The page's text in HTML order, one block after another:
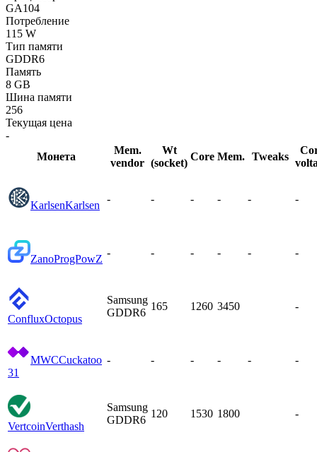
GA104
Потребление
115 W
Тип памяти
GDDR6
Память
8 GB
Шина памяти
256
Текущая цена
-
Монета
Mem.
vendor
Wt
(socket)
Core Mem. Tweaks
KarlsenKarlsen
- - - - - -
ZanoProgPowZ
- - - - - -
ConfluxOctopus
Samsung
GDDR6
165 1260 3450 -
MWCCuckatoo
31
- - - - - -
VertcoinVerthash
Samsung
GDDR6
120 1530 1800 -